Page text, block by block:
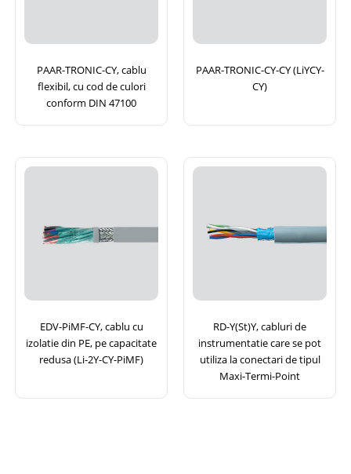
PAAR-TRONIC-CY, cablu
flexibil, cu cod de culori
conform DIN 47100
PAAR-TRONIC-CY-CY (LiYCY-
CY)
EDV-PiMF-CY, cablu cu
izolatie din PE, pe capacitate
redusa (Li-2Y-CY-PiMF)
RD-Y(St)Y, cabluri de
instrumentatie care se pot
utiliza la conectari de tipul
Maxi-Termi-Point